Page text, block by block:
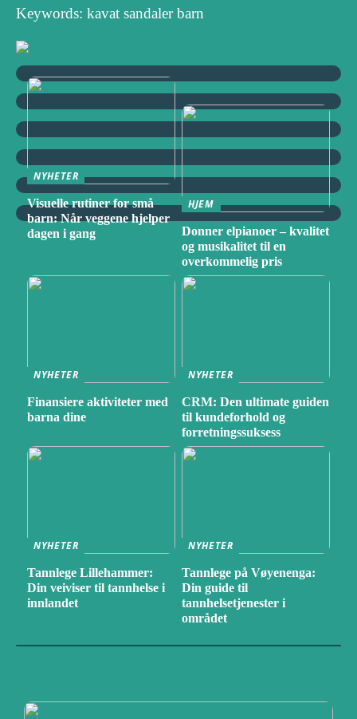
Keywords: kavat sandaler barn
NYHETER
Visuelle rutiner for små
barn: Når veggene hjelper
dagen i gang
HJEM
Donner elpianoer – kvalitet
og musikalitet til en
overkommelig pris
NYHETER
Finansiere aktiviteter med
barna dine
NYHETER
CRM: Den ultimate guiden
til kundeforhold og
forretningssuksess
NYHETER
Tannlege Lillehammer:
Din veiviser til tannhelse i
innlandet
NYHETER
Tannlege på Vøyenenga:
Din guide til
tannhelsetjenester i
området